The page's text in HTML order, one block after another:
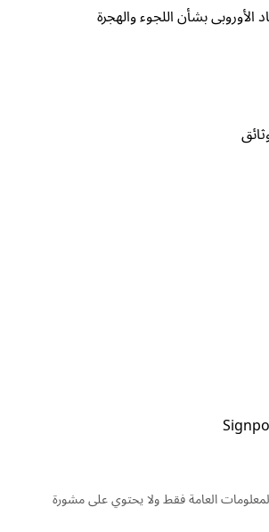
الأوروبي بشأن اللجوء والهجرة
العامة فقط ولا يحتوي على مشورة